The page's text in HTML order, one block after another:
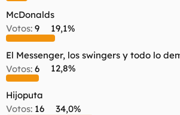
t
e
m
McDonalds
Votos: 9 19,1%
El Messenger, los swingers y todo lo
Votos: 6 12,8%
Hijoputa
Votos: 16 34,0%